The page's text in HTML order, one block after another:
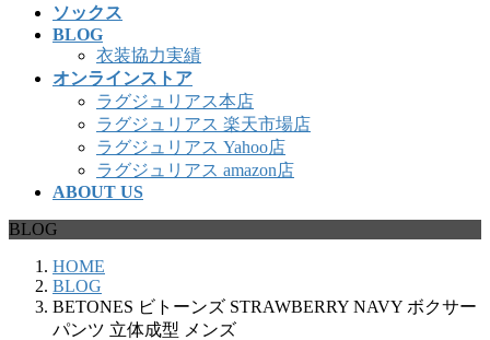
ソックス
BLOG
衣装協力実績
オンラインストア
ラグジュリアス本店
ラグジュリアス 楽天市場店
ラグジュリアス Yahoo店
ラグジュリアス amazon店
ABOUT US
BLOG
HOME
BLOG
BETONES ビトーンズ STRAWBERRY NAVY ボクサー
パンツ 立体成型 メンズ